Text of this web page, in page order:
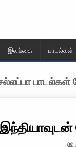
இலங்கை பாடல்கள்
பாடல்கள்